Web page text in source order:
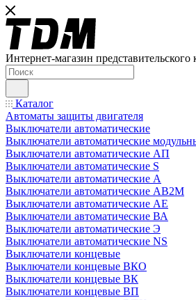
Интернет-магазин представительского
Каталог
Автоматы защиты двигателя
Выключатели автоматические
Выключатели автоматические
Выключатели автоматические АП
Выключатели автоматические S
Выключатели автоматические А
Выключатели автоматические АВ2М
Выключатели автоматические АЕ
Выключатели автоматические ВА
Выключатели автоматические Э
Выключатели автоматические NS
Выключатели концевые
Выключатели концевые ВКО
Выключатели концевые ВК
Выключатели концевые ВП